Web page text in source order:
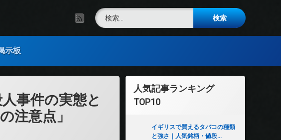
RSS検索:
示板
事件の実態と
注意点」
人気記事ランキング
TOP10
イギリスで買えるタバコの種類
と強さ｜人気銘柄・値段...